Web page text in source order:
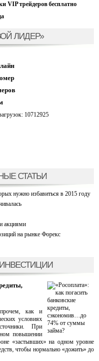
VIP трейдеров бесплатно
ЛИДЕР»
10712925
СТАТЬИ
нужно избавиться в 2015 году
акциями
на рынке Форекс
как и
условиях
При
повышении
«застывших» на одном уровне
чтобы нормально «дожить» до